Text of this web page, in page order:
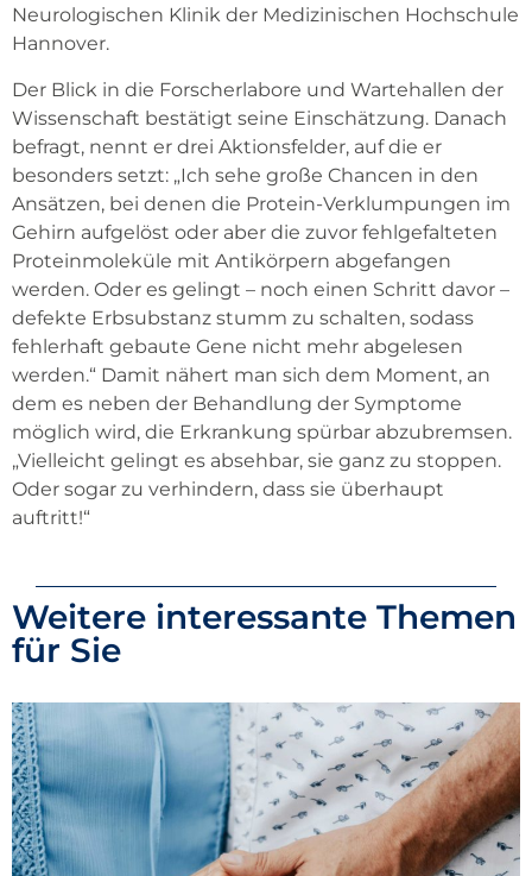
Neurologischen Klinik der Medizinischen Hochschule
Hannover.
Der Blick in die Forscherlabore und Wartehallen der
Wissenschaft bestätigt seine Einschätzung. Danach
befragt, nennt er drei Aktionsfelder, auf die er
besonders setzt: „Ich sehe große Chancen in den
Ansätzen, bei denen die Protein-Verklumpungen im
Gehirn aufgelöst oder aber die zuvor fehlgefalteten
Proteinmoleküle mit Antikörpern abgefangen
werden. Oder es gelingt – noch einen Schritt davor –
defekte Erbsubstanz stumm zu schalten, sodass
fehlerhaft gebaute Gene nicht mehr abgelesen
werden.“ Damit nähert man sich dem Moment, an
dem es neben der Behandlung der Symptome
möglich wird, die Erkrankung spürbar abzubremsen.
„Vielleicht gelingt es absehbar, sie ganz zu stoppen.
Oder sogar zu verhindern, dass sie überhaupt
auftritt!“
Weitere interessante Themen
für Sie